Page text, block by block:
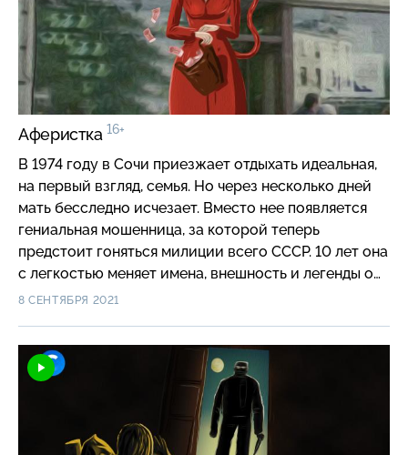
Аферистка 16+
В 1974 году в Сочи приезжает отдыхать идеальная,
на первый взгляд, семья. Но через несколько дней
мать бесследно исчезает. Вместо нее появляется
гениальная мошенница, за которой теперь
предстоит гоняться милиции всего СССР. 10 лет она
с легкостью меняет имена, внешность и легенды о
своей жизни, втираясь в доверие к людям и
8 СЕНТЯБРЯ 2021